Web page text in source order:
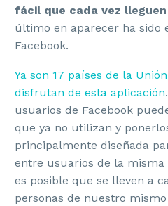
fácil que cada vez
último en aparecer ha sido
Facebook.
Ya son 17 países de la
disfrutan de esta aplicación
usuarios de Facebook
que ya no utilizan y
principalmente diseñada
entre usuarios de la
es posible que se lleven a
personas de nuestro